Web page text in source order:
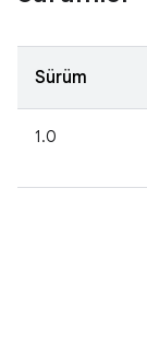
Sürüm
1.0